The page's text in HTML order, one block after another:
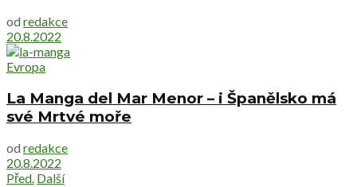
od redakce
20.8.2022
Evropa
La Manga del Mar Menor – i Španělsko má
své Mrtvé moře
od redakce
20.8.2022
Před. Další